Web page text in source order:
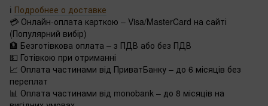
ℹ️ Подробнее о доставке
💳 Онлайн-оплата карткою – Visa/MasterCard на сайті
(Популярний вибір)
🏦 Безготівкова оплата – з ПДВ або без ПДВ
💵 Готівкою при отриманні
📈 Оплата частинами від ПриватБанку – до 6 місяців без
переплат
📊 Оплата частинами від monobank – до 8 місяців на